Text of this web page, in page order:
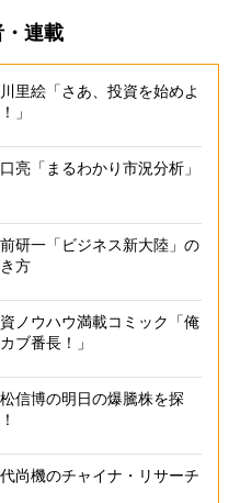
連載
里絵「さあ、投資を始めよ
」
亮「まるわかり市況分析」
研一「ビジネス新大陸」の
方
ノウハウ満載コミック「俺
ブ番長！」
松信博の明日の爆騰株を探
尚機のチャイナ・リサーチ